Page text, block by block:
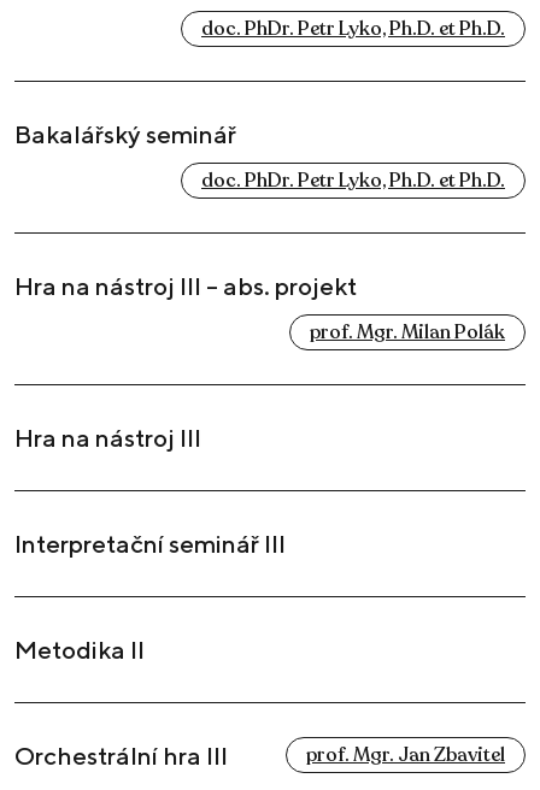
doc. PhDr. Petr Lyko, Ph.D. et Ph.D.
Bakalářský seminář
doc. PhDr. Petr Lyko, Ph.D. et Ph.D.
Hra na nástroj III – abs. projekt
prof. Mgr. Milan Polák
Hra na nástroj III
Interpretační seminář III
Metodika II
Orchestrální hra III prof. Mgr. Jan Zbavitel